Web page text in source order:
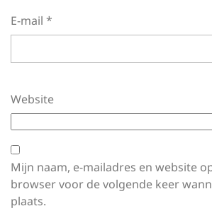
E-mail *
Website
Mijn naam, e-mailadres en website
browser voor de volgende keer
plaats.